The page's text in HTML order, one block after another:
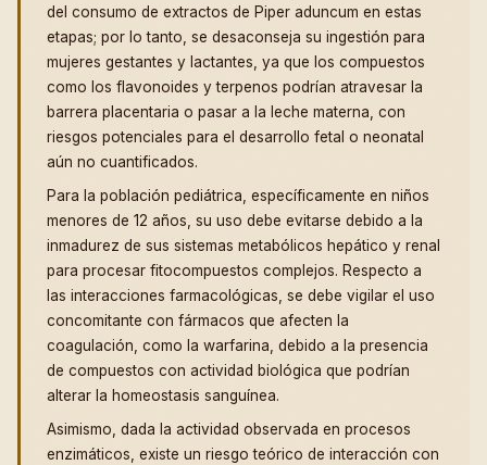
del consumo de extractos de Piper aduncum en estas
etapas; por lo tanto, se desaconseja su ingestión para
mujeres gestantes y lactantes, ya que los compuestos
como los flavonoides y terpenos podrían atravesar la
barrera placentaria o pasar a la leche materna, con
riesgos potenciales para el desarrollo fetal o neonatal
aún no cuantificados.
Para la población pediátrica, específicamente en niños
menores de 12 años, su uso debe evitarse debido a la
inmadurez de sus sistemas metabólicos hepático y renal
para procesar fitocompuestos complejos. Respecto a
las interacciones farmacológicas, se debe vigilar el uso
concomitante con fármacos que afecten la
coagulación, como la warfarina, debido a la presencia
de compuestos con actividad biológica que podrían
alterar la homeostasis sanguínea.
Asimismo, dada la actividad observada en procesos
enzimáticos, existe un riesgo teórico de interacción con